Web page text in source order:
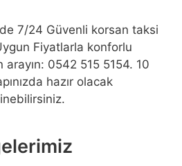
7/24 Güvenli korsan taksi
Fiyatlarla konforlu
0542 515 5154. 10
hazır olacak